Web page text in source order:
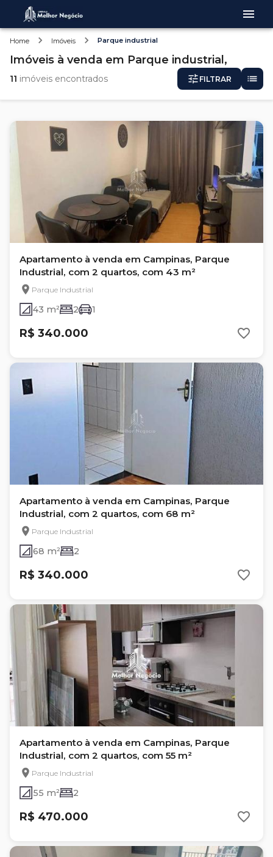
Home Imóveis Parque industrial
Imóveis à venda em Parque industrial,
11 imóveis encontrados FILTRAR
Apartamento à venda em Campinas, Parque
Industrial, com 2 quartos, com 43 m²
Parque Industrial
43 m² 2 1
R$ 340.000
Apartamento à venda em Campinas, Parque
Industrial, com 2 quartos, com 68 m²
Parque Industrial
68 m² 2
R$ 340.000
Apartamento à venda em Campinas, Parque
Industrial, com 2 quartos, com 55 m²
Parque Industrial
55 m² 2
R$ 470.000